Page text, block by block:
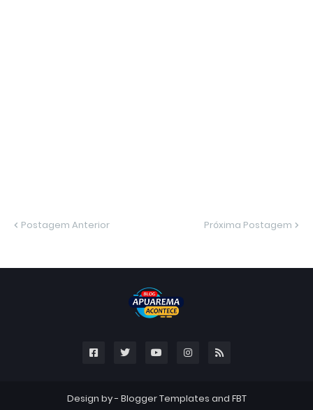
Postagem Anterior Próxima Postagem
Design by - Blogger Templates and FBT